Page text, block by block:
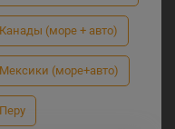
(море + авто)
(море+авто)